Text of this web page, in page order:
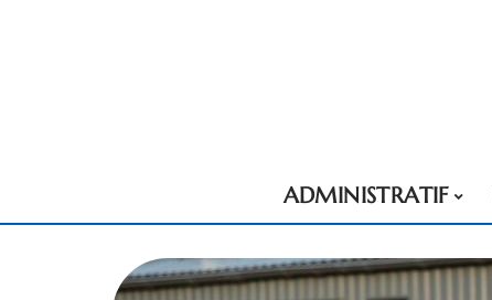
ADMINISTRATIF